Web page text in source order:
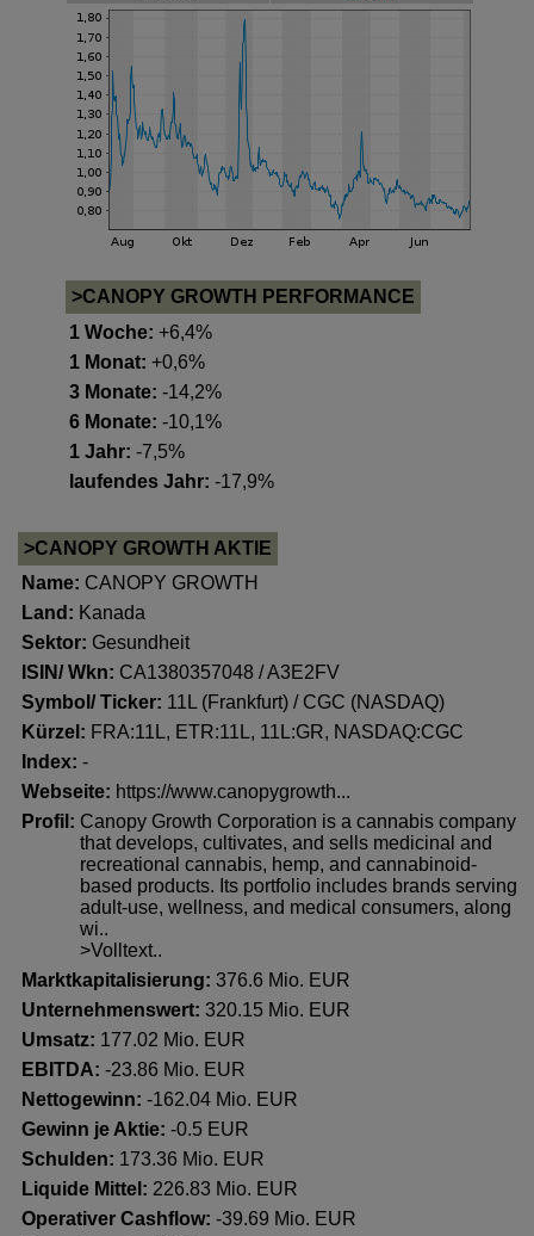
>CANOPY GROWTH PERFORMANCE
1 Woche: +6,4%
1 Monat: +0,6%
3 Monate: -14,2%
6 Monate: -10,1%
1 Jahr: -7,5%
laufendes Jahr: -17,9%
>CANOPY GROWTH AKTIE
Name: CANOPY GROWTH
Land: Kanada
Sektor: Gesundheit
ISIN/ Wkn: CA1380357048 / A3E2FV
Symbol/ Ticker: 11L (Frankfurt) / CGC (NASDAQ)
Kürzel: FRA:11L, ETR:11L, 11L:GR, NASDAQ:CGC
Index: -
Webseite: https://www.canopygrowth...
Profil: Canopy Growth Corporation is a cannabis company
that develops, cultivates, and sells medicinal and
recreational cannabis, hemp, and cannabinoid-
based products. Its portfolio includes brands serving
adult-use, wellness, and medical consumers, along
wi..
>Volltext..
Marktkapitalisierung: 376.6 Mio. EUR
Unternehmenswert: 320.15 Mio. EUR
Umsatz: 177.02 Mio. EUR
EBITDA: -23.86 Mio. EUR
Nettogewinn: -162.04 Mio. EUR
Gewinn je Aktie: -0.5 EUR
Schulden: 173.36 Mio. EUR
Liquide Mittel: 226.83 Mio. EUR
Operativer Cashflow: -39.69 Mio. EUR